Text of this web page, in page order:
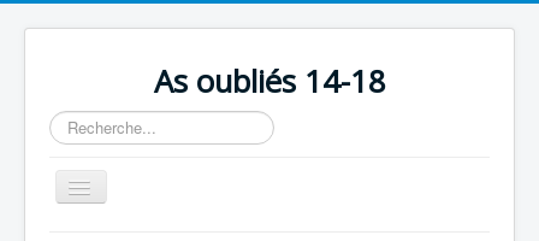
As oubliés 14-18
Rechercher
Basculer
la